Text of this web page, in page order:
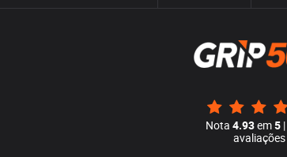
Nota 4.93em5|
avaliações